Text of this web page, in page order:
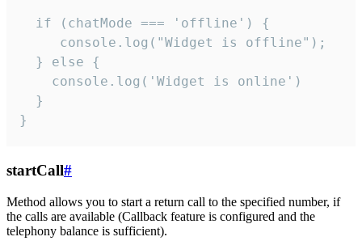
  if (chatMode === 'offline') {
     console.log("Widget is offline");
  } else {
    console.log('Widget is online')
  }
}
startCall#
Method allows you to start a return call to the specified number, if
the calls are available (Callback feature is configured and the
telephony balance is sufficient).